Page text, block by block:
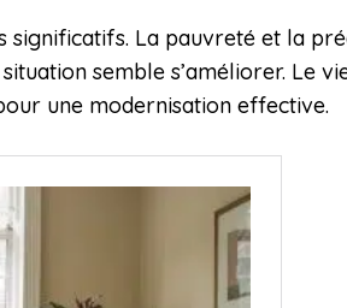
La pauvreté et la
semble s’améliorer. Le
une modernisation effective.